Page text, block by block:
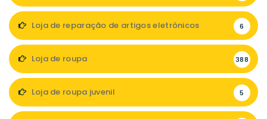
Loja de reparação de artigos eletrónicos 6
Loja de roupa 388
Loja de roupa juvenil 5